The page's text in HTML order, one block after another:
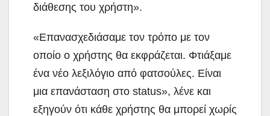
διάθεσης του χρήστη».
«Επανασχεδιάσαμε τον τρόπο με τον
οποίο ο χρήστης θα εκφράζεται. Φτιάξαμε
ένα νέο λεξιλόγιο από φατσούλες. Είναι
μια επανάσταση στο status», λένε και
εξηγούν ότι κάθε χρήστης θα μπορεί χωρίς